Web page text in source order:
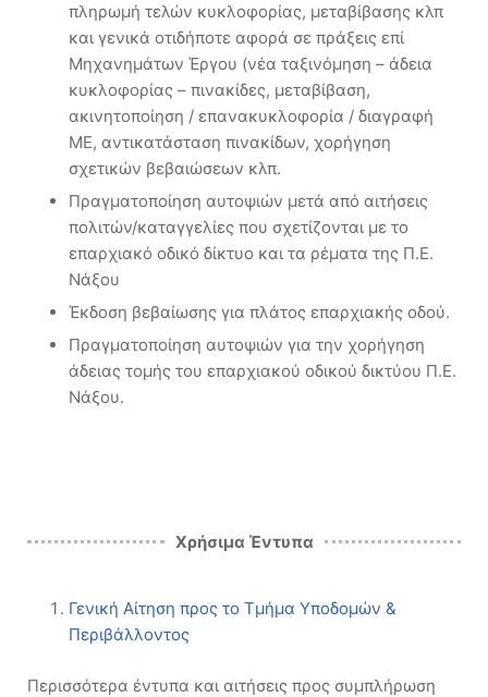
πληρωμή τελών κυκλοφορίας, μεταβίβασης κλπ
και γενικά οτιδήποτε αφορά σε πράξεις επί
Μηχανημάτων Έργου (νέα ταξινόμηση – άδεια
κυκλοφορίας – πινακίδες, μεταβίβαση,
ακινητοποίηση / επανακυκλοφορία / διαγραφή
ΜΕ, αντικατάσταση πινακίδων, χορήγηση
σχετικών βεβαιώσεων κλπ.
Πραγματοποίηση αυτοψιών μετά από αιτήσεις
πολιτών/καταγγελίες που σχετίζονται με το
επαρχιακό οδικό δίκτυο και τα ρέματα της Π.Ε.
Νάξου
Έκδοση βεβαίωσης για πλάτος επαρχιακής οδού.
Πραγματοποίηση αυτοψιών για την χορήγηση
άδειας τομής του επαρχιακού οδικού δικτύου Π.Ε.
Νάξου.
Χρήσιμα Έντυπα
Γενική Αίτηση προς το Τμήμα Υποδομών &
Περιβάλλοντος
Περισσότερα έντυπα και αιτήσεις προς συμπλήρωση